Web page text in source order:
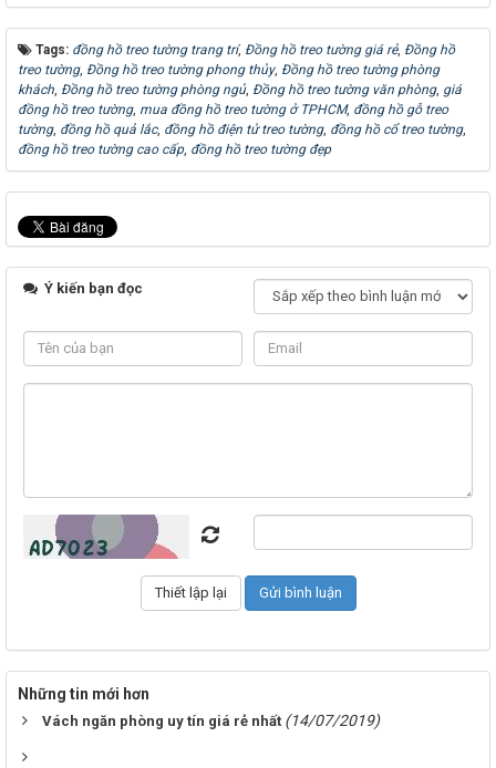
Tags: đồng hồ treo tường trang trí, Đồng hồ treo tường giá rẻ, Đồng hồ
treo tường, Đồng hồ treo tường phong thủy, Đồng hồ treo tường phòng
khách Đồng hồ treo tường phòng ngủ, Đồng hồ treo tường văn phòng, giá
đồng hồ treo tường, mua đồng hồ treo tường ở TPHCM, đồng hồ gỗ treo
tường, đồng hồ quả lắc, đồng hồ điện tử treo tường, đồng hồ cổ treo tường,
đồng hồ treo tường cao cấp, đồng hồ treo tường đẹp
Ý kiến bạn đọc
Những tin mới hơn
Vách ngăn phòng uy tín giá rẻ nhất (14/07/2019)